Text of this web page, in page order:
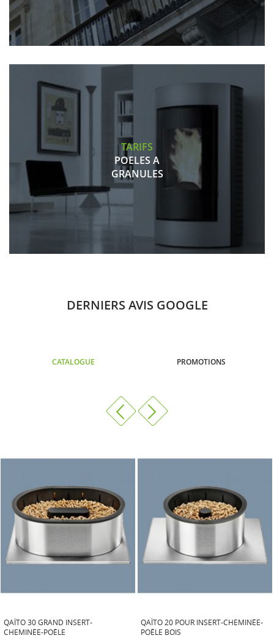
TARIFS
POELES A
GRANULES
DERNIERS AVIS GOOGLE
CATALOGUE PROMOTIONS
QAÏTO 30 GRAND INSERT-
CHEMINÉE-POÊLE
QAÏTO 20 POUR INSERT-CHEMINÉE-
POÊLE BOIS